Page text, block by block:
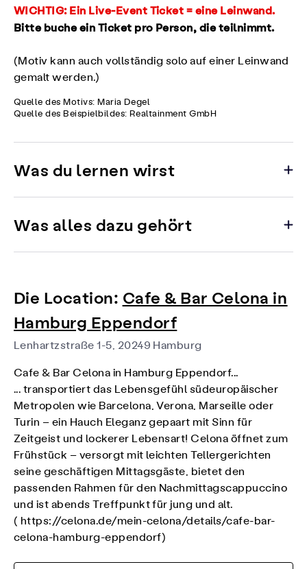
WICHTIG: Ein Live-Event Ticket = eine Leinwand.
Bitte buche ein Ticket pro Person, die teilnimmt.
(Motiv kann auch vollständig solo auf einer Leinwand
gemalt werden.)
Quelle des Motivs: Maria Degel
Quelle des Beispielbildes: Realtainment GmbH
Was du lernen wirst
Was alles dazu gehört
Die Location: Cafe & Bar Celona in
Hamburg Eppendorf
Lenhartzstraße 1-5, 20249 Hamburg
Cafe & Bar Celona in Hamburg Eppendorf...
... transportiert das Lebensgefühl südeuropäischer
Metropolen wie Barcelona, Verona, Marseille oder
Turin – ein Hauch Eleganz gepaart mit Sinn für
Zeitgeist und lockerer Lebensart! Celona öffnet zum
Frühstück – versorgt mit leichten Tellergerichten
seine geschäftigen Mittagsgäste, bietet den
passenden Rahmen für den Nachmittagscappuccino
und ist abends Treffpunkt für jung und alt.
( https://celona.de/mein-celona/details/cafe-bar-
celona-hamburg-eppendorf)